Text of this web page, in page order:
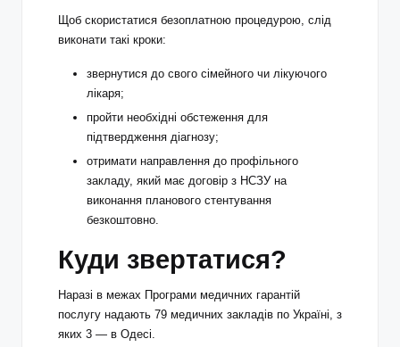
Щоб скористатися безоплатною процедурою, слід
виконати такі кроки:
звернутися до свого сімейного чи лікуючого
лікаря;
пройти необхідні обстеження для
підтвердження діагнозу;
отримати направлення до профільного
закладу, який має договір з НСЗУ на
виконання планового стентування
безкоштовно.
Куди звертатися?
Наразі в межах Програми медичних гарантій
послугу надають 79 медичних закладів по Україні, з
яких 3 — в Одесі.